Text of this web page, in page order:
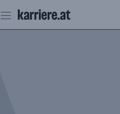
Seiteninhalt
springen